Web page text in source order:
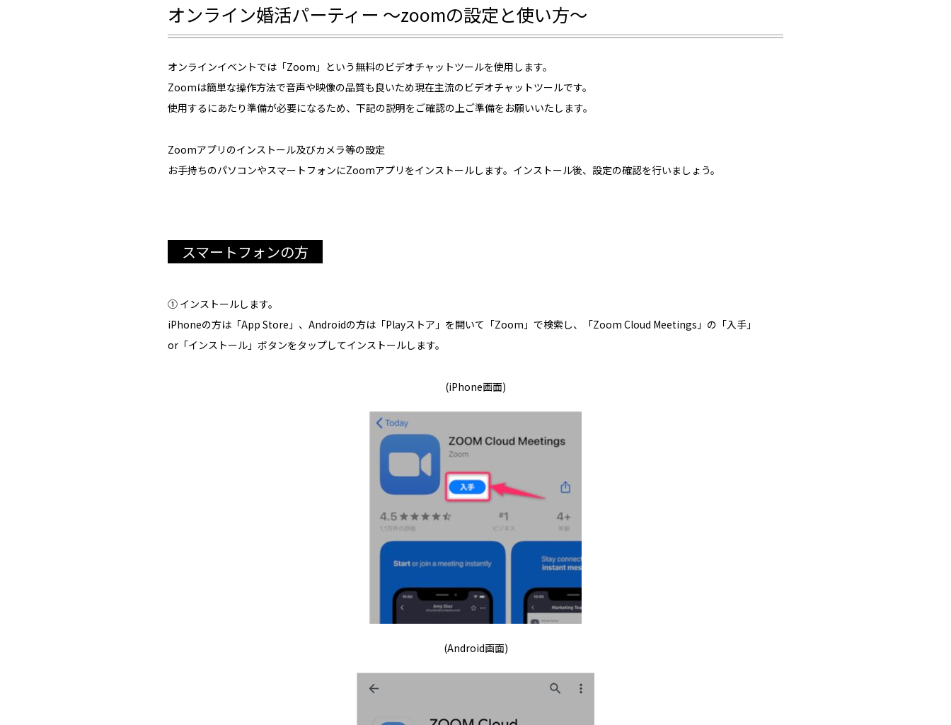
オンライン婚活パーティー ～zoomの設定と使い方～
オンラインイベントでは「Zoom」という無料のビデオチャットツールを使用します。
Zoomは簡単な操作方法で音声や映像の品質も良いため現在主流のビデオチャットツールです。
使用するにあたり準備が必要になるため、下記の説明をご確認の上ご準備をお願いいたします。
Zoomアプリのインストール及びカメラ等の設定
お手持ちのパソコンやスマートフォンにZoomアプリをインストールします。インストール後、設定の確認を行いましょう。
スマートフォンの方
① インストールします。
iPhoneの方は「App Store」、Androidの方は「Playストア」を開いて「Zoom」で検索し、「Zoom Cloud Meetings」の「入手」
or「インストール」ボタンをタップしてインストールします。
(iPhone画面)
(Android画面)